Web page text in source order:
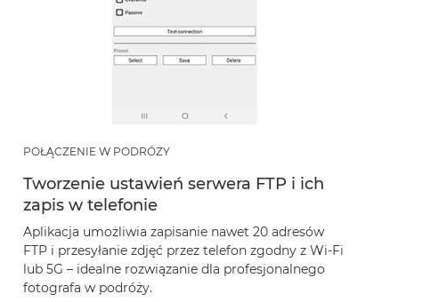
POŁĄCZENIE W PODRÓŻY
Tworzenie ustawień serwera FTP i ich
zapis w telefonie
Aplikacja umożliwia zapisanie nawet 20 adresów
FTP i przesyłanie zdjęć przez telefon zgodny z Wi-Fi
lub 5G – idealne rozwiązanie dla profesjonalnego
fotografa w podróży.